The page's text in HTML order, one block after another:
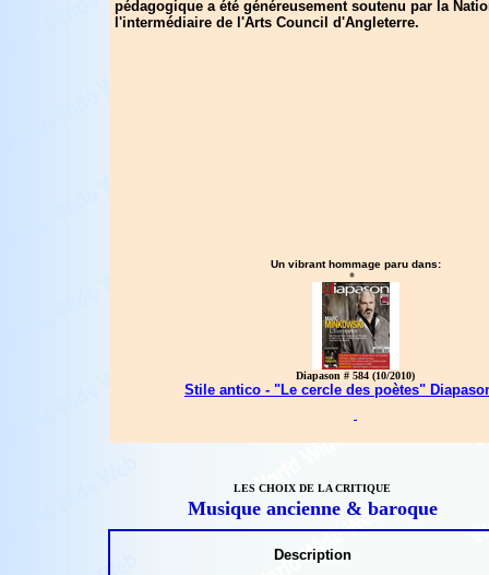
pédagogique a été généreusement soutenu par la
l'intermédiaire de l'Arts Council d'Angleterre.
Un vibrant hommage paru dans:
*
Diapason # 584 (10/2010)
Stile antico - "Le cercle des poètes"
LES CHOIX DE LA CRITIQUE
Musique ancienne & baroque
Description